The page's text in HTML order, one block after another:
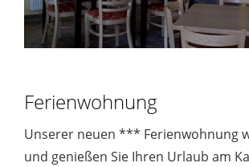
Ferienwohnung
Unserer neuen *** Ferienwohnung
und genießen Sie Ihren Urlaub am